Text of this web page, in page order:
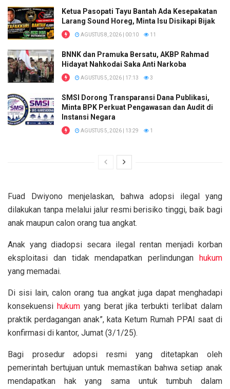
Ketua Pasopati Tayu Bantah Ada Kesepakatan
Larang Sound Horeg, Minta Isu Disikapi Bijak
AGUSTUS 8, 2026 | 00:10 11
BNNK dan Pramuka Bersatu, AKBP Rahmad
Hidayat Nahkodai Saka Anti Narkoba
AGUSTUS 5, 2026 | 17:13 3
SMSI Dorong Transparansi Dana Publikasi,
Minta BPK Perkuat Pengawasan dan Audit di
Instansi Negara
AGUSTUS 5, 2026 | 13:29 1
Fuad Dwiyono menjelaskan, bahwa adopsi ilegal yang
dilakukan tanpa melalui jalur resmi berisiko tinggi, baik bagi
anak maupun calon orang tua angkat.
Anak yang diadopsi secara ilegal rentan menjadi korban
eksploitasi dan tidak mendapatkan perlindungan
hukum
yang memadai.
Di sisi lain, calon orang tua angkat juga dapat menghadapi
konsekuensi hukumyang berat jika terbukti terlibat dalam
praktik perdagangan anak”, kata Ketum Rumah PPAI saat di
konfirmasi di kantor, Jumat (3/1/25).
Bagi prosedur adopsi resmi yang ditetapkan oleh
pemerintah bertujuan untuk memastikan bahwa setiap anak
mendapatkan hak yang sama untuk tumbuh dalam